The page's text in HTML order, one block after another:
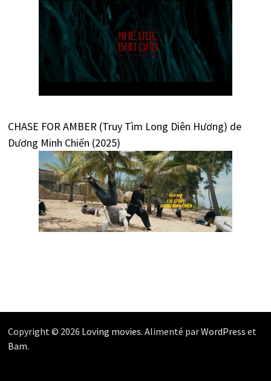
CHASE FOR AMBER (Truy Tìm Long Diên Hương) de
Dương Minh Chiến (2025)
Copyright © 2026 Loving movies. Alimenté parWordPress et
Bam.